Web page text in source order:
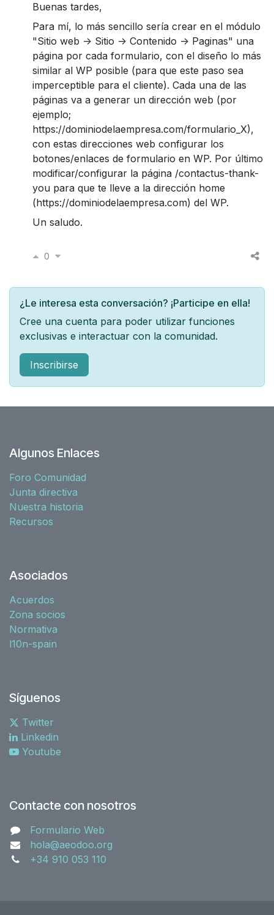
Buenas tardes,
Para mí, lo más sencillo sería crear en el módulo
"Sitio web -> Sitio -> Contenido -> Paginas" una
página por cada formulario, con el diseño lo más
similar al WP posible (para que este paso sea
imperceptible para el cliente). Cada una de las
páginas va a generar un dirección web (por
ejemplo;
https://dominiodelaempresa.com/formulario_X),
con estas direcciones web configurar los
botones/enlaces de formulario en WP. Por último
modificar/configurar la página /contactus-thank-
you para que te lleve a la dirección home
(https://dominiodelaempresa.com) del WP.
Un saludo.
0
¿Le interesa esta conversación? ¡Participe en ella!
Cree una cuenta para poder utilizar funciones
exclusivas e interactuar con la comunidad.
Inscribirse
Algunos Enlaces
Foro Comunidad
Junta directiva
Nuestra historia
Recursos
Asociados
Acuerdos
Zona socios
Normativa
l10n-spain
Síguenos
Twitter
Linkedin
Youtube
Contacte con nosotros
Formulario Web
hola@aeodoo.org
+34 910 053 110